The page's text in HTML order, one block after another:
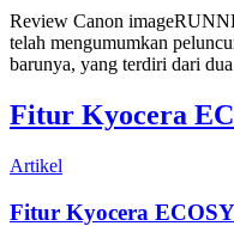
Review Canon
telah mengumumkan
barunya, yang terdiri dari
Fitur Kyocera
Artikel
Fitur Kyocera